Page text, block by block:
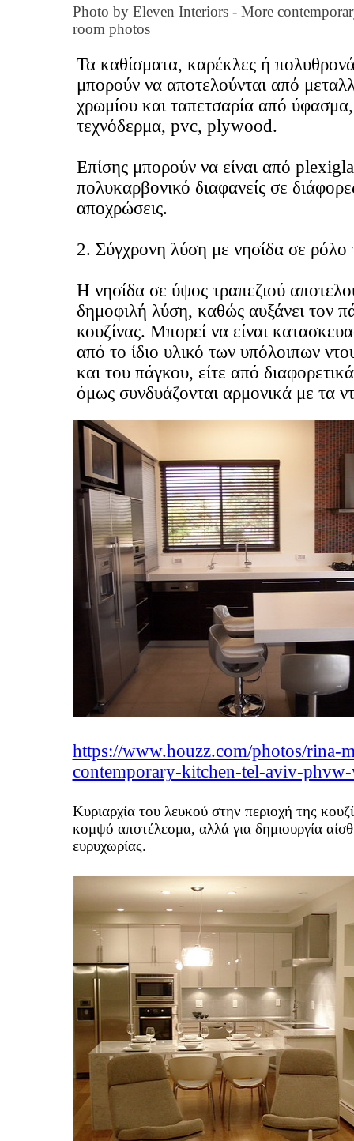
Photo by Eleven Interiors- More
room photos
Τα καθίσματα, καρέκλες ή
μπορούν να αποτελούνται από
χρωμίου και ταπετσαρία από
τεχνόδερμα, pvc, plywood.
Επίσης μπορούν να είναι από
πολυκαρβονικό διαφανείς σε
αποχρώσεις.
2. Σύγχρονη λύση με νησίδα σε ρόλο
Η νησίδα σε ύψος τραπεζιού
δημοφιλή λύση, καθώς αυξάνει τον
κουζίνας. Μπορεί να είναι
από το ίδιο υλικό των υπόλοιπων
και του πάγκου, είτε από
όμως συνδυάζονται αρμονικά με τα
https://www.houzz.com/photos/rina-
contemporary-kitchen-tel-aviv-
Κυριαρχία του λευκού στην περιοχή της
κομψό αποτέλεσμα, αλλά για δημιουργία
ευρυχωρίας.